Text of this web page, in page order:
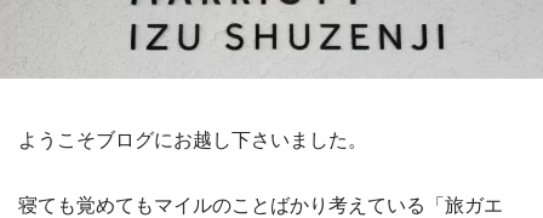
ようこそブログにお越し下さいました。
寝ても覚めてもマイルのことばかり考えている「旅ガエ